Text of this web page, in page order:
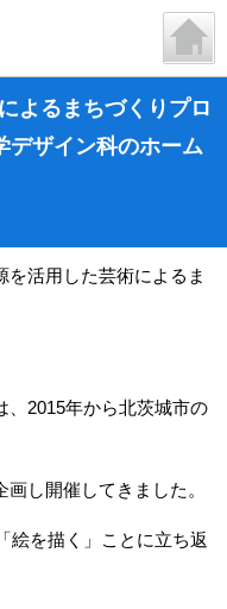
よるまちづくりプロ
デザイン科のホーム
活用した芸術によるま
2015年から北茨城市の
し開催してきました。
を描く」ことに立ち返